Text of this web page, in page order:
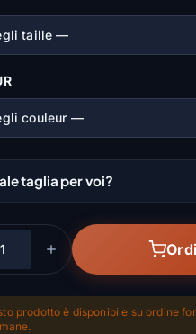
taglia per voi?
prodotto è disponibile su ordine